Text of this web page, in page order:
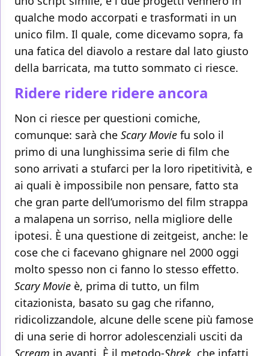
qualche modo accorpati e trasformati in un
unico film. Il quale, come dicevamo sopra, fa
una fatica del diavolo a restare dal lato giusto
della barricata, ma tutto sommato ci riesce.
Ridere ridere ridere ancora
Non ci riesce per questioni comiche,
comunque: sarà che Scary Movie fu solo il
primo di una lunghissima serie di film che
sono arrivati a stufarci per la loro ripetitività, e
ai quali è impossibile non pensare, fatto sta
che gran parte dell’umorismo del film strappa
a malapena un sorriso, nella migliore delle
ipotesi. È una questione di zeitgeist, anche: le
cose che ci facevano ghignare nel 2000 oggi
molto spesso non ci fanno lo stesso effetto.
Scary Movie è, prima di tutto, un film
citazionista, basato su gag che rifanno,
ridicolizzandole, alcune delle scene più famose
di una serie di horror adolescenziali usciti da